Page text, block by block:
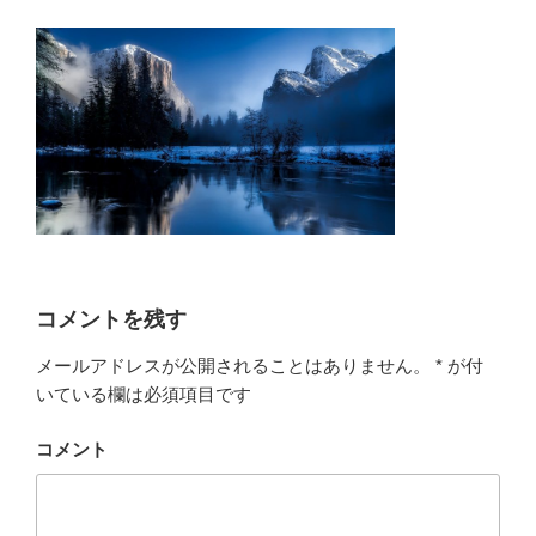
コメントを残す
メールアドレスが公開されることはありません。 * が付
いている欄は必須項目です
コメント